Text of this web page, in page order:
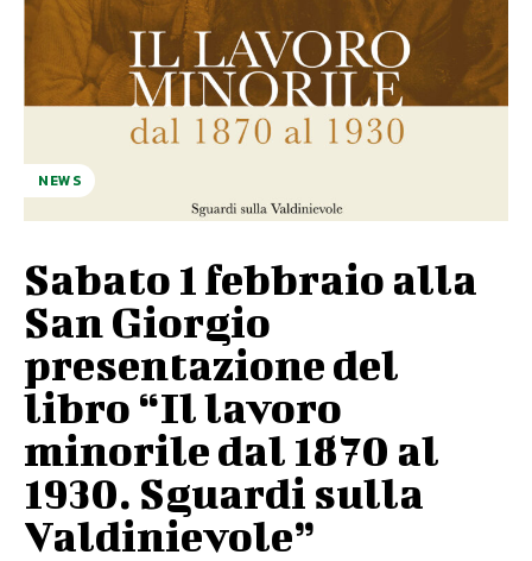
NEWS
Sabato 1 febbraio alla
San Giorgio
presentazione del
libro “Il lavoro
minorile dal 1870 al
1930. Sguardi sulla
Valdinievole”